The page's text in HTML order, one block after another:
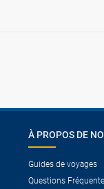
À PROPOS DE
Guides de voyages
Questions